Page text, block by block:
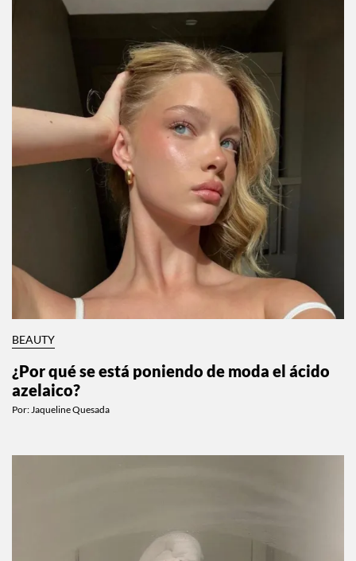
BEAUTY
¿Por qué se está poniendo de moda el ácido
azelaico?
Por: Jaqueline Quesada